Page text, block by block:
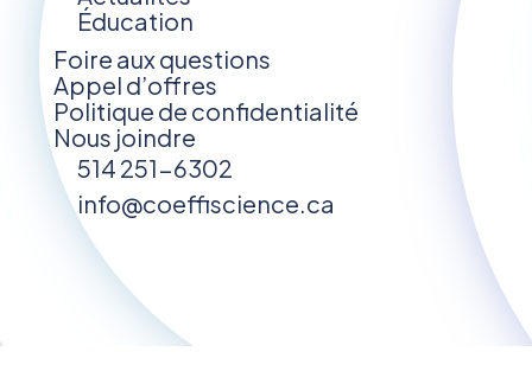
Éducation
Foire aux questions
Appel d’offres
Politique de confidentialité
Nous joindre
514 251-6302
info@coeffiscience.ca